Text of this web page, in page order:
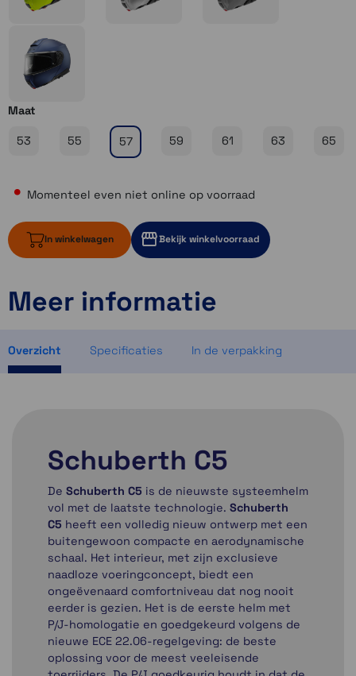
Maat
53 55 57 59 61 63 65
Momenteel even niet online op voorraad
In winkelwagen Bekijk winkelvoorraad
Momenteel even niet op voorraad
Momenteel even niet op voorraad
Meer informatie
Overzicht Specificaties In de verpakking
Schuberth C5
De Schuberth C5 is de nieuwste systeemhelm
vol met de laatste technologie. Schuberth
C5 heeft een volledig nieuw ontwerp met een
buitengewoon compacte en aerodynamische
schaal. Het interieur, met zijn exclusieve
naadloze voeringconcept, biedt een
ongeëvenaard comfortniveau dat nog nooit
eerder is gezien. Het is de eerste helm met
P/J-homologatie en goedgekeurd volgens de
nieuwe ECE 22.06-regelgeving: de beste
oplossing voor de meest veeleisende